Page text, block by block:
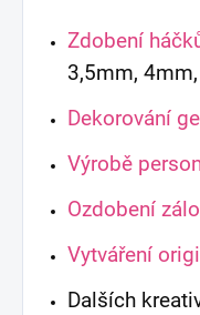
Zdobení
3,5mm,
Dekorování
Výrobě
Ozdobení
Vytváření
Dalších